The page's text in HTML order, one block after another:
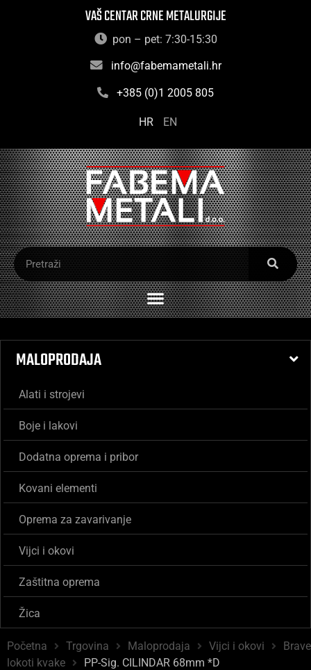
VAŠ CENTAR CRNE METALURGIJE
pon – pet: 7:30-15:30
info@fabemametali.hr
+385 (0)1 2005 805
HR EN
MALOPRODAJA
Alati i strojevi
Boje i lakovi
Dodatna oprema i pribor
Kovani elementi
Oprema za zavarivanje
Vijci i okovi
Zaštitna oprema
Žica
Početna Trgovina Maloprodaja Vijci i okovi
Brave
lokoti kvake
PP-Sig. CILINDAR 68mm *D